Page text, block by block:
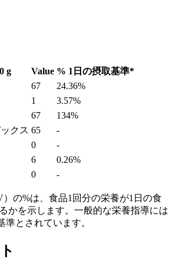
g Value % 1日の摂取基準*
67
24.36%
1
3.57%
67
134%
クス 65
-
0
-
6
0.26%
0 -
の%は、食品1回分の栄養が1日の食
かを示します。一般的な栄養指導には
準とされています。